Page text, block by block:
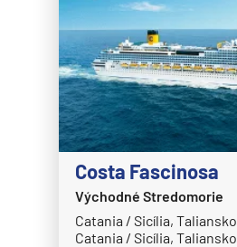
Costa Fascinosa
Východné Stredomorie
Catania / Sicília, Taliansko
Catania / Sicília, Taliansko